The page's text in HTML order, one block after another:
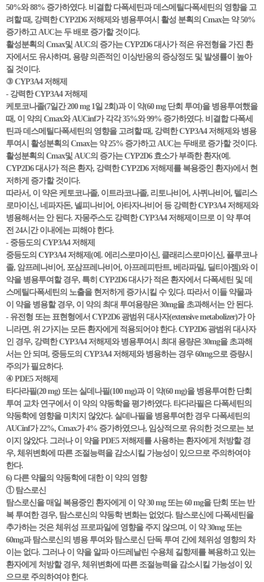
50%와 88% 증가하였다. 비결합 다폭세틴과 데스메틸다폭세틴의 영향을 고
려할 때, 강력한 CYP2D6 저해제와 병용투여시 활성 분획의 Cmax는 약 50%
증가하고 AUC는 두 배로 증가할 것이다.
활성분획의 Cmax및 AUC의 증가는 CYP2D6 대사가 적은 유전형을 가진 환
자에서도 유사하며, 용량 의존적인 이상반응의 증상정도 및 발생률이 높아
질 것이다.
③ CYP3A4 저해제
- 강력한 CYP3A4 저해제
케토코나졸(7일간 200 mg 1일 2회)과 이 약(60 mg 단회 투여)을 병용투여했을
때, 이 약의 Cmax와 AUCinf가 각각 35%와 99% 증가하였다. 비결합 다폭세
틴과 데스메틸다폭세틴의 영향을 고려할 때, 강력한 CYP3A4 저해제와 병용
투여시 활성분획의 Cmax는 약 25% 증가하고 AUC는 두배로 증가할 것이다.
활성분획의 Cmax및 AUC의 증가는 CYP2D6 효소가 부족한 환자(예.
CYP2D6 대사가 적은 환자, 강력한 CYP2D6 저해제를 복용중인 환자)에서 현
저하게 증가할 것이다.
따라서, 이 약은 케토코나졸, 이트라코나졸, 리토나비어, 사퀴나비어, 텔리스
로마이신, 네파자돈, 넬피나비어, 아타자나비어 등 강력한 CYP3A4 저해제와
병용해서는 안 된다. 자몽주스도 강력한 CYP3A4 저해제이므로 이 약 투여
전 24시간 이내에는 피해야 한다.
- 중등도의 CYP3A4 저해제
중등도의 CYP3A4 저해제(예. 에리스로마이신, 클래리스로마이신, 플루코나
졸, 암프레나비어, 포삼프레나비어, 아프레피탄트, 베라파밀, 딜티아젬)와 이
약을 병용투여할 경우, 특히 CYP2D6 대사가 적은 환자에서 다폭세틴 및 데
스메틸다폭세틴의 노출을 현저하게 증가시킬 수 있다. 따라서 이들 약물과
이 약을 병용할 경우, 이 약의 최대 투여용량은 30mg을 초과해서는 안 된다.
- 유전형 또는 표현형에서 CYP2D6 광범위 대사자(extensive metabolizer)가 아
니라면, 위 2가지는 모든 환자에게 적용되어야 한다. CYP2D6 광범위 대사자
인 경우, 강력한 CYP3A4 저해제와 병용투여시 최대 용량은 30mg을 초과해
서는 안 되며, 중등도의 CYP3A4 저해제와 병용하는 경우 60mg으로 증량시
주의가 필요하다.
④ PDE5 저해제
타다라필(20 mg) 또는 실데나필(100 mg)과 이 약(60 mg)을 병용투여한 단회
투여 교차 연구에서 이 약의 약동학을 평가하였다. 타다라필은 다폭세틴의
약동학에 영향을 미치지 않았다. 실데나필을 병용투여한 경우 다폭세틴의
AUCinf가 22%, Cmax가 4% 증가하였으나, 임상적으로 유의한 것으로는 보
이지 않았다. 그러나 이 약을 PDE5 저해제를 사용하는 환자에게 처방할 경
우, 체위변화에 따른 조절능력을 감소시킬 가능성이 있으므로 주의하여야
한다.
6) 다른 약물의 약동학에 대한 이 약의 영향
① 탐스로신
탐스로신을 매일 복용중인 환자에게 이 약 30 mg 또는 60 mg을 단회 또는 반
복 투여한 경우, 탐스로신의 약동학 변화는 없었다. 탐스로신에 다폭세틴을
추가하는 것은 체위성 프로파일에 영향을 주지 않으며, 이 약 30mg 또는
60mg과 탐스로신의 병용 투여와 탐스로신 단독 투여 간에 체위성 영향의 차
이는 없다. 그러나 이 약을 알파 아드레날린 수용체 길항제를 복용하고 있는
환자에게 처방할 경우, 체위변화에 따른 조절능력을 감소시킬 가능성이 있
으므로 주의하여야 한다.